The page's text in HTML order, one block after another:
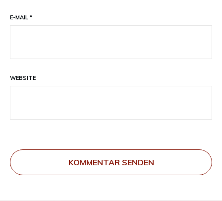
E-MAIL *
WEBSITE
KOMMENTAR SENDEN